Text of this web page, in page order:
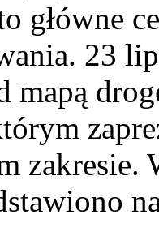
główne
23
mapą
zakresie.